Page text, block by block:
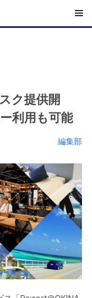
ク提供開
利用も可能
編集部